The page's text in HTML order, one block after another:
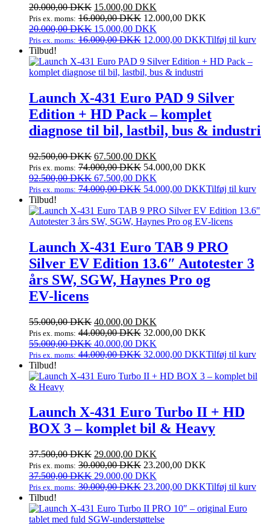
20.000,00DKK Den
oprindelige
pris
var:
15.000,00 DKK
aktuelle
er:
Pris ex. moms: 16.000,00DKK 12.000,00 DKK
20.000,00DKK Den
oprindelige
var:
20.000,00 DKK.
15.000,00 DKK
aktuelle
er:
15.000,00 DKK.
Pris ex. moms: 16.000,00DKK 12.000,00 DKKTilføj til kurv
Tilbud!
Launch X‑431 Euro PAD 9 Silver
Edition + HD Pack – komplet
diagnose til bil, lastbil, bus & industri
92.500,00DKK Den
oprindelige
pris
var:
67.500,00 DKK
aktuelle
er:
Pris ex. moms: 74.000,00DKK 54.000,00 DKK
92.500,00DKK Den
oprindelige
var:
92.500,00 DKK.
67.500,00 DKK
aktuelle
er:
67.500,00 DKK.
Pris ex. moms: 74.000,00DKK 54.000,00 DKKTilføj til kurv
Tilbud!
Launch X‑431 Euro TAB 9 PRO
Silver EV Edition 13.6″ Autotester 3
års SW, SGW, Haynes Pro og
EV‑licens
55.000,00DKK Den
oprindelige
pris
var:
40.000,00 DKK
aktuelle
er:
Pris ex. moms: 44.000,00DKK 32.000,00 DKK
55.000,00DKK Den
oprindelige
var:
40.000,00 DKK
aktuelle
er:
Pris ex. moms: 44.000,00DKK 32.000,00 DKKTilføj til kurv
Tilbud!
Launch X‑431 Euro Turbo II + HD
BOX 3 – komplet bil & Heavy
37.500,00DKK Den
oprindelige
pris
var:
29.000,00 DKK
aktuelle
er:
Pris ex. moms: 30.000,00DKK 23.200,00 DKK
37.500,00DKK Den
oprindelige
var:
37.500,00 DKK.
29.000,00 DKK
aktuelle
er:
29.000,00 DKK.
Pris ex. moms: 30.000,00DKK 23.200,00 DKKTilføj til kurv
Tilbud!